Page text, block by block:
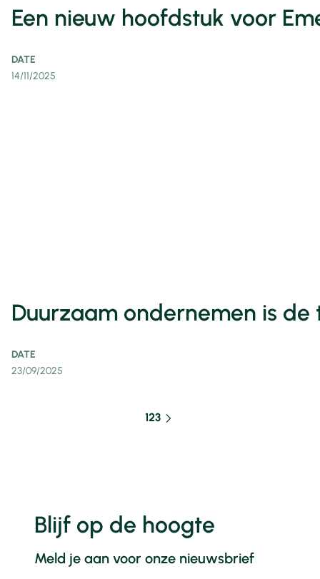
Een nieuw hoofdstuk voor
DATE
14/11/2025
Duurzaam ondernemen is de
DATE
23/09/2025
123
Blijf op de hoogte
Meld je aan voor onze nieuwsbrief